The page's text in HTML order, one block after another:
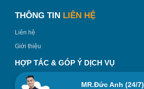
THÔNG TIN LIÊN HỆ
Liên hệ
Giới thiệu
HỢP TÁC & GÓP Ý DỊCH VỤ
MR.Đức Anh (24/7)